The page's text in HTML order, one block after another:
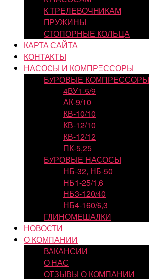
К ТРЕЛЕВОЧНИКАМ
ПРУЖИНЫ
СТОПОРНЫЕ КОЛЬЦА
КАРТА САЙТА
КОНТАКТЫ
НАСОСЫ И КОМПРЕССОРЫ
БУРОВЫЕ КОМПРЕССОРЫ
4ВУ1-5/9
АК-9/10
КВ-10/10
КВ-12/10
КВ-12/12
ПК-5,25
БУРОВЫЕ НАСОСЫ
НБ-32, НБ-50
НБ1-25/1,6
НБ3-120/40
НБ4-160/6,3
ГЛИНОМЕШАЛКИ
НОВОСТИ
О КОМПАНИИ
ВАКАНСИИ
О НАС
ОТЗЫВЫ О КОМПАНИИ